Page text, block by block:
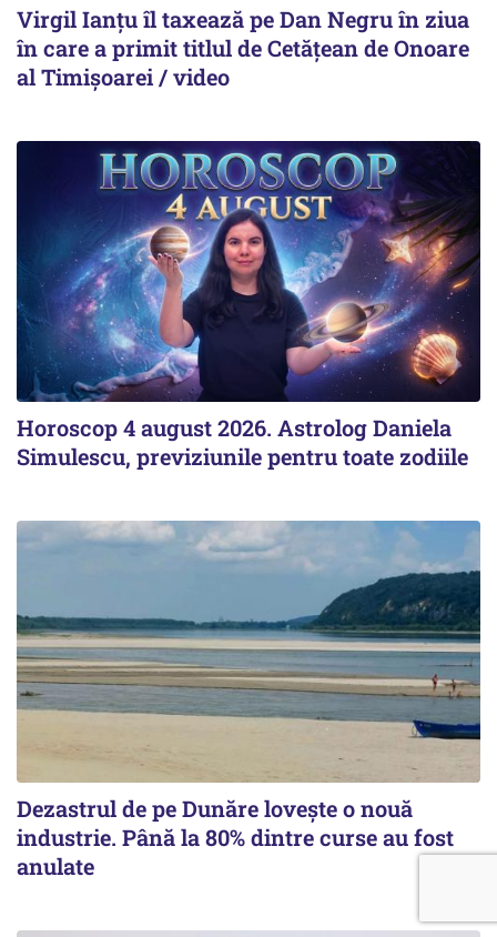
Virgil Ianțu îl taxează pe Dan Negru în ziua
în care a primit titlul de Cetățean de Onoare
al Timișoarei / video
Horoscop 4 august 2026. Astrolog Daniela
Simulescu, previziunile pentru toate zodiile
Dezastrul de pe Dunăre lovește o nouă
industrie. Până la 80% dintre curse au fost
anulate